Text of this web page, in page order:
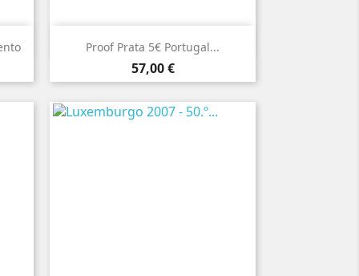
Proof Prata 5€ Portugal...
Preço
57,00 €
 Vista rápida